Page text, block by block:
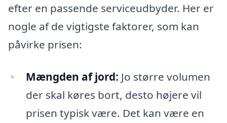
efter en passende serviceudbyder. Her er
nogle af de vigtigste faktorer, som kan
påvirke prisen:
Mængden af jord: Jo større volumen
der skal køres bort, desto højere vil
prisen typisk være. Det kan være en